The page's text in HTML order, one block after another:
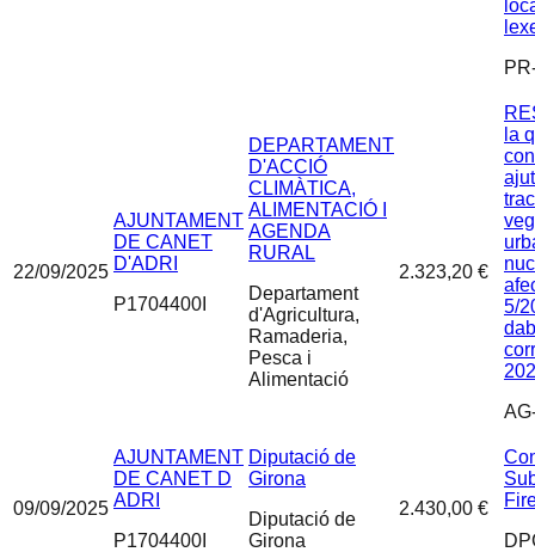
22/09/2025
AJUNTAMENT
DE CANET
D'ADRI
P1704400I
DEPARTAMENT
D'ACCIÓ
CLIMÀTICA,
ALIMENTACIÓ I
AGENDA
RURAL
Departament
d'Agricultura,
Ramaderia,
Pesca i
Alimentació
2.323,20 €
la
5/
09/09/2025
AJUNTAMENT
DE CANET D
ADRI
P1704400I
Diputació de
Girona
Diputació de
Girona
2.430,00 €